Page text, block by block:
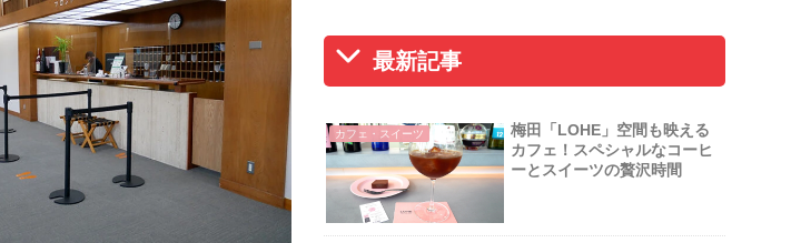
最新記事
カフェ・スイーツ
梅田「LOHE」空間も映える
カフェ！スペシャルなコーヒ
ーとスイーツの贅沢時間